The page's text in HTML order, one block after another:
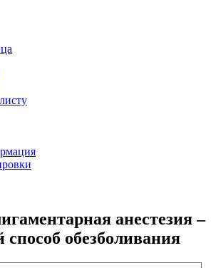
анестезия –
обезболивания